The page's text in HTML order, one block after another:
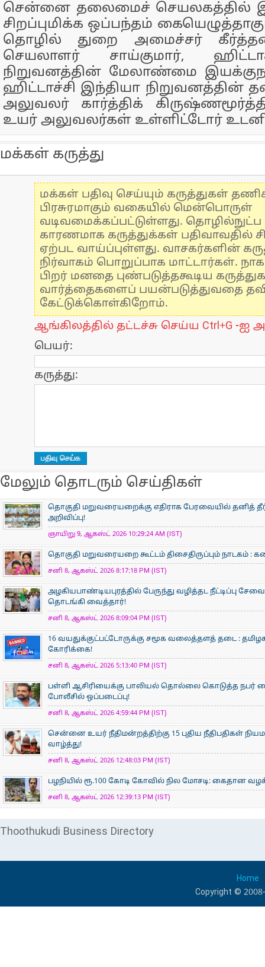
சென்னை தலைமைச் செயலகத்தில்
சிறப்புமிக்க ஒப்பந்தம்
தொழில் துறை அமைச்சர்
செயலாளர் சாய்குமார்,
நிறுவனத்தின் மேலாண்மை
ஹிட்டாச்சி இந்தியா நிறுவனத்தின்
அலுவலர் கார்த்திக்
உயர் அலுவலர்கள் உள்ளிட்டோர்
மக்கள் கருத்து
மக்கள் பதிவு செய்யும் கருத்துகள்
பிரசுரமாகும் வகையில் மென்பொருள்
வடிவமைக்கப்பட்டுள்ளது.
காரணமாக கருத்துக்கள் பதிவாவதில்
ஏற்பட வாய்ப்புள்ளது. வாசகர்களின்
நிர்வாகம் பொறுப்பாக மாட்டார்கள்.
பிறர் மனதை புண்படுத்தகூடிய
வார்த்தைகளைப் பயன்படுத்துவதை
கேட்டுக்கொள்கிறோம்.
ஆங்கிலத்தில் தட்டச்சு செய்ய Ctrl+G -ஐ
பெயர்:
கருத்து:
மேலும் தொடரும் செய்திகள்
தொகுதி மறுவரையறைக்கு எதிராக பேரவையில் தனித்
அறிவிப்பு!
ஞாயிறு 9, ஆகஸ்ட் 2026 10:29:24 AM (IST)
தொகுதி மறுவரையறை கூட்டம் திசைதிருப்பும் நாடகம் :
சனி 8, ஆகஸ்ட் 2026 8:17:18 PM (IST)
அழகியபாண்டியபுரத்தில் பேருந்து வழித்தட நீட்டிப்பு
தொடங்கி வைத்தார்!
சனி 8, ஆகஸ்ட் 2026 8:09:04 PM (IST)
16 வயதுக்குட்பட்டோருக்கு சமூக வலைத்தளத் தடை :
கோரிக்கை!
சனி 8, ஆகஸ்ட் 2026 5:13:40 PM (IST)
பள்ளி ஆசிரியைக்கு பாலியல் தொல்லை கொடுத்த நபர்
போலீசில் ஒப்படைப்பு!
சனி 8, ஆகஸ்ட் 2026 4:59:44 PM (IST)
சென்னை உயர் நீதிமன்றத்திற்கு 15 புதிய நீதிபதிகள்
வாழ்த்து!
சனி 8, ஆகஸ்ட் 2026 12:48:03 PM (IST)
பழநியில் ரூ.100 கோடி கோவில் நில மோசடி: கைதான
சனி 8, ஆகஸ்ட் 2026 12:39:13 PM (IST)
Thoothukudi Business Directory
Home
Copyright ©